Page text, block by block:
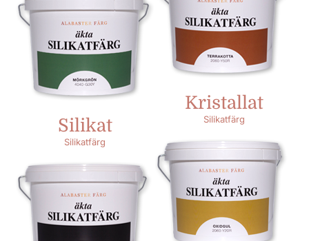
Kristallat
Silikatfärg
Silikat
Silikatfärg